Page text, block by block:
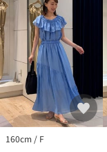
160cm / F